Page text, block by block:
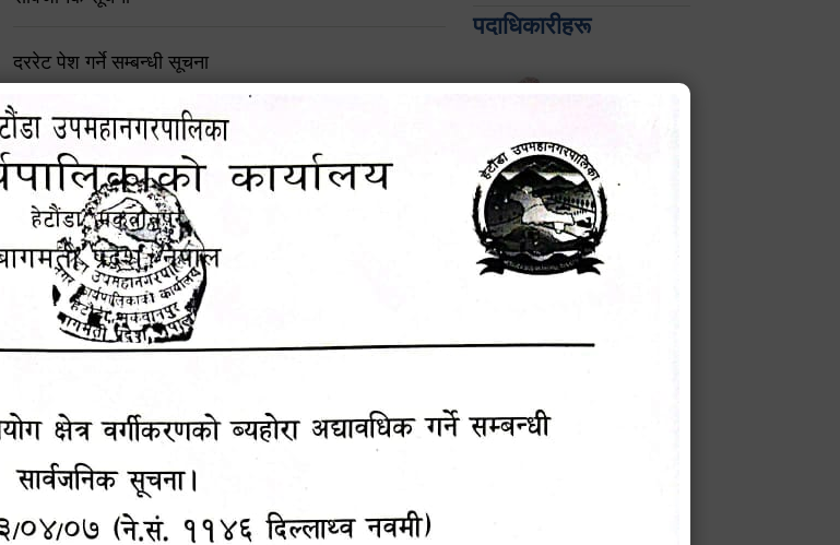
दररेट पेश गर्ने सम्बन्धी सूचना
जग्गाधनी दर्ता प्रमाणपूर्जामा भूउपयोग क्षेत्र वर्गीकरणको ब्यहोरा
अद्यावधिक गर्ने सम्बन्धी सार्वजनिक सूचना
आशय पत्र दर्ता सम्बन्धी सूचना
शिक्षक सरुवा सहमतिका लागि दरखास्त आव्हान सम्बन्धी सूचना !
हेटौंडा उपमहानगरपालिकाको सूची दर्ता सम्बन्धी सूचना
चुरियामाई सुरुङको संरक्षण तथा व्यवस्थापनको जिम्मेवारी
समितिलाई हस्तान्तरण
पोषाक र परिचयपत्र अनिवार्य लगाउने सम्बन्धमा ।
पदाधिकारीहरू
टेक बहादुर वली
प्रमुख प्रशासकीय अधिकृत
Phone: 9855010111
सविन न्यौपाने